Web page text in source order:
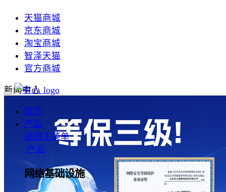
天猫商城
京东商城
淘宝商城
智泽天猫
官方商城
首页
产品
返回主菜单
产品
网络基础设施
新闻中心